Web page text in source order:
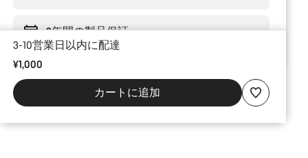
2年間の製品保証
3-10営業日以内に配達
¥1,000
カートに追加